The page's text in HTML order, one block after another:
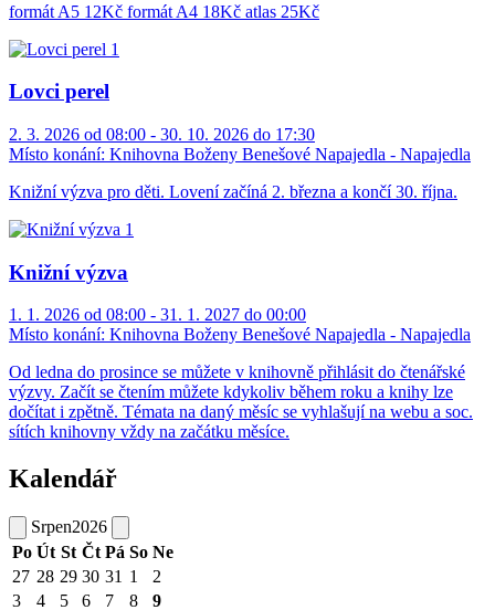
formát A5 12Kč formát A4 18Kč atlas 25Kč
Lovci perel
2. 3. 2026 od 08:00 - 30. 10. 2026 do 17:30
Místo konání: Knihovna Boženy Benešové Napajedla - Napajedla
Knižní výzva pro děti. Lovení začíná 2. března a končí 30. října.
Knižní výzva
1. 1. 2026 od 08:00 - 31. 1. 2027 do 00:00
Místo konání: Knihovna Boženy Benešové Napajedla - Napajedla
Od ledna do prosince se můžete v knihovně přihlásit do čtenářské
výzvy. Začít se čtením můžete kdykoliv během roku a knihy lze
dočítat i zpětně. Témata na daný měsíc se vyhlašují na webu a soc.
sítích knihovny vždy na začátku měsíce.
Kalendář
Srpen2026
Po Út St Čt Pá So Ne
27 28 29 30 31 1
2
3
4 5 6 7 8
9